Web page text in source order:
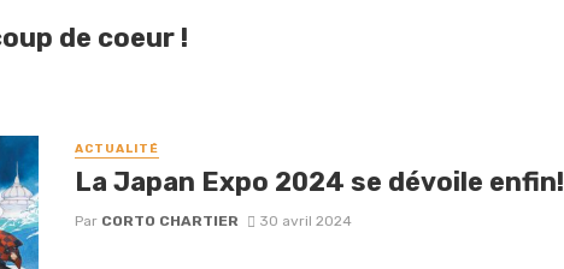
de coeur !
ACTUALITÉ
La Japan Expo 2024 se dévoile enfin!
Par CORTO CHARTIER 30 avril 2024